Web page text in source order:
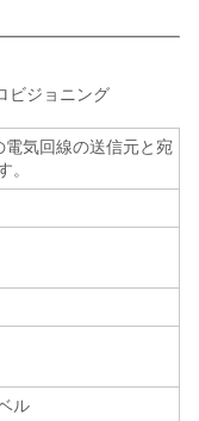
ビジョニング
気回線の送信元と宛
。
ル